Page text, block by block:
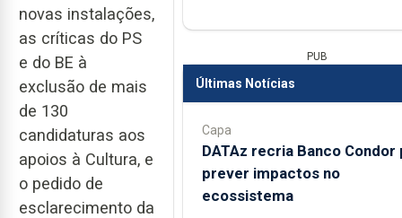
novas instalações,
as críticas do PS
e do BE à
exclusão de mais
de 130
candidaturas aos
apoios à Cultura, e
o pedido de
esclarecimento da
PUB
Últimas Notícias
Capa
DATAz recria Banco Condor
prever impactos no
ecossistema